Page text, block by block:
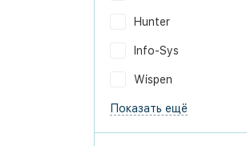
Hunter
Info-Sys
Wispen
Показать ещё